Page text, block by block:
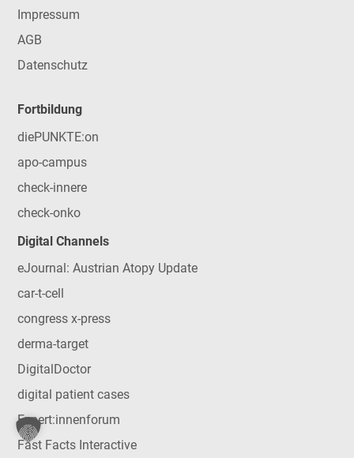
Impressum
AGB
Datenschutz
Fortbildung
diePUNKTE:on
apo-campus
check-innere
check-onko
Digital Channels
eJournal: Austrian Atopy Update
car-t-cell
congress x-press
derma-target
DigitalDoctor
digital patient cases
Expert:innenforum
Fast Facts Interactive